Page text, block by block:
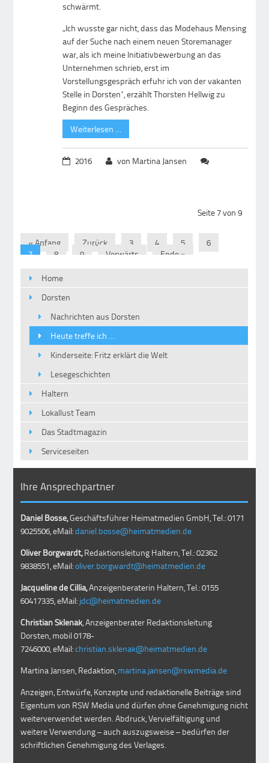
schwärmt.
„Ich wusste gar nicht, dass das Modehaus Mensing
auf der Suche nach einem neuen Storemanager
war, als ich meine Initiativbewerbung an das
Unternehmen schrieb, erst im
Vorstellungsgespräch erfuhr ich von der vakanten
Stelle in Dorsten“, erzählt Thorsten Hellwig zu
Beginn des Gespräches.
Weiterlesen …
2016 von Martina Jansen
Seite 7 von 9
« Anfang Zurück 3 4 5
6
7
8 9 Vorwärts Ende »
Home
Dorsten
Nachrichten aus Dorsten
Heute treffe ich …
Kinderseite: Fritz erklärt die Welt
Lesegeschichten
Haltern
Lokallust Team
Das Stadtmagazin
Serviceseiten
Ihre Ansprechpartner
Daniel Bosse,Geschäftsführer Heimatmedien GmbH, Tel.: 0171
9025506, eMail:daniel.bosse@heimatmedien.de
Oliver Borgwardt,Redaktionsleitung Haltern, Tel.: 02362
9838551, eMail:oliver.borgwardt@heimatmedien.de
Jacqueline de Cillia,Anzeigenberaterin Haltern, Tel.: 0155
60417335, eMail: jdc@heimatmedien.de
Christian Sklenak, Anzeigenberater Redaktionsleitung
Dorsten, mobil0178-
7246000, eMail:christian.sklenak@heimatmedien.de
Martina Jansen, Redaktion, martina.jansen@rswmedia.de
Anzeigen, Entwürfe, Konzepte und redaktionelle Beiträge sind
Eigentum von RSW Media und dürfen ohne Genehmigung nicht
weiterverwendet werden. Abdruck, Vervielfältigung und
weitere Verwendung – auch auszugsweise – bedürfen der
schriftlichen Genehmigung des Verlages.